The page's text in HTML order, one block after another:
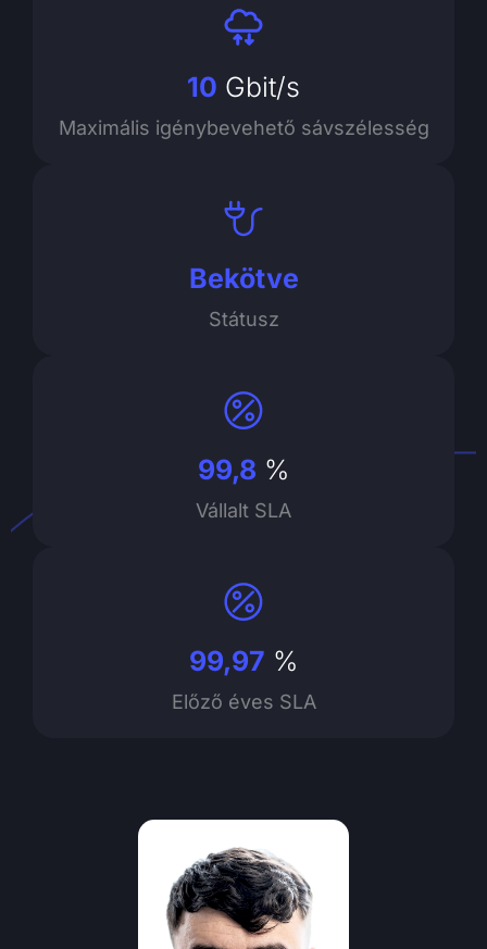
10 Gbit/s
Maximális igénybevehető sávszélesség
Bekötve
Státusz
99,8 %
Vállalt SLA
99,97 %
Előző éves SLA